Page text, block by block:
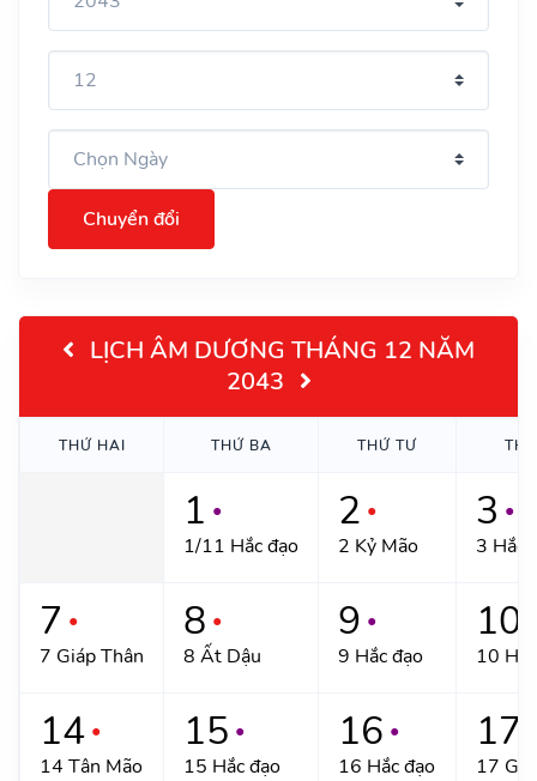
Chuyển đổi
LỊCH ÂM DƯƠNG THÁNG 12 NĂM
2043
THỨ HAI THỨ BA THỨ TƯ
1 ●
1/11 Hắc đạo
2 ●
2 Kỷ Mão
3 ●
3 Hắc
7 ●
7 Giáp Thân
8 ●
8 Ất Dậu
9 ●
9 Hắc đạo
10
10
14 ●
14 Tân Mão
15 ●
15 Hắc đạo
16 ●
16 Hắc đạo
17
17